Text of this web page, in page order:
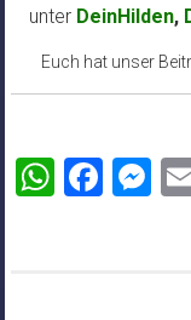
unter DeinHilden,
Euch hat unser